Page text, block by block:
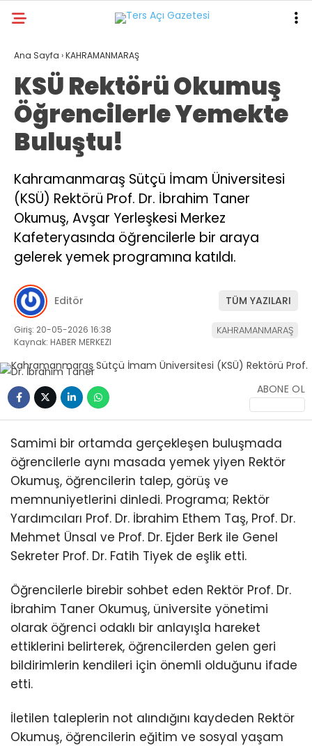
WhatsApp
İhbar Hattı
Facebook
Instagram
Youtube
GALERİ VİDEO YAZARLAR
GÜNDEM
ASAYİŞ
DÜNYA
KAHRAMANMARAŞ
SPOR
TEKNOLOJİ
DİĞER
Ana Sayfa ›KAHRAMANMARAŞ
KSÜ Rektörü Okumuş
Öğrencilerle Yemekte
Buluştu!
Kahramanmaraş Sütçü İmam Üniversitesi
(KSÜ) Rektörü Prof. Dr. İbrahim Taner
Okumuş, Avşar Yerleşkesi Merkez
Kafeteryasında öğrencilerle bir araya
gelerek yemek programına katıldı.
Editör TÜM YAZILARI
Giriş: 20-05-2026 16:38
Kaynak: HABER MERKEZI
KAHRAMANMARAŞ
ABONE OL
Samimi bir ortamda gerçekleşen buluşmada
öğrencilerle aynı masada yemek yiyen Rektör
Okumuş, öğrencilerin talep, görüş ve
memnuniyetlerini dinledi. Programa; Rektör
Yardımcıları Prof. Dr. İbrahim Ethem Taş, Prof. Dr.
Mehmet Ünsal ve Prof. Dr. Ejder Berk ile Genel
Sekreter Prof. Dr. Fatih Tiyek de eşlik etti.
Öğrencilerle birebir sohbet eden Rektör Prof. Dr.
İbrahim Taner Okumuş, üniversite yönetimi
olarak öğrenci odaklı bir anlayışla hareket
ettiklerini belirterek, öğrencilerden gelen geri
bildirimlerin kendileri için önemli olduğunu ifade
etti.
İletilen taleplerin not alındığını kaydeden Rektör
Okumuş, öğrencilerin eğitim ve sosyal yaşam